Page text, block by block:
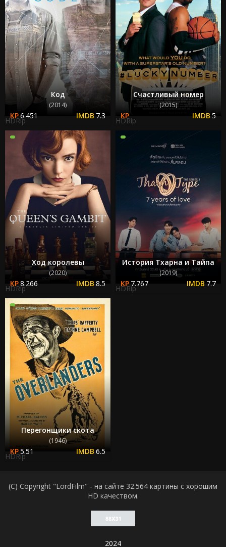
Код
(2014)
6.451 7.3
HDRip
Счастливый номер
(2015)
5
HDRip
Ход королевы
(2020)
8.266 8.5
HDRip
История Тхарна и Тайпа
(2019)
7.767 7.7
HDRip
Перегонщики скота
(1946)
5.51 6.5
HDRip
(C) Copyright "LordFilm" - на сайте 32.564 картины с хорошим
HD качеством.
2024